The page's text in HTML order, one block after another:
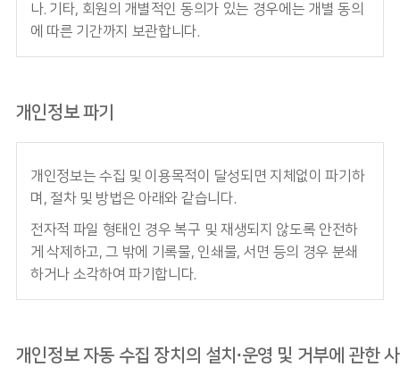
나. 기타, 회원의 개별적인 동의가 있는 경우에는 개별 동의
에 따른 기간까지 보관합니다.
개인정보 파기
개인정보는 수집 및 이용목적이 달성되면 지체없이 파기하
며, 절차 및 방법은 아래와 같습니다.
전자적 파일 형태인 경우 복구 및 재생되지 않도록 안전하
게 삭제하고, 그 밖에 기록물, 인쇄물, 서면 등의 경우 분쇄
하거나 소각하여 파기합니다.
개인정보 자동 수집 장치의 설치∙운영 및 거부에 관한